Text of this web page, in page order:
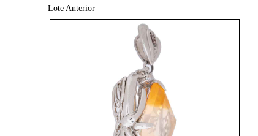
Lote Anterior